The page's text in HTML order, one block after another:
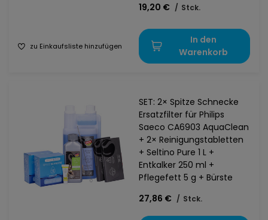
19,20 € / Stck.
zu Einkaufsliste hinzufügen
In den
Warenkorb
SET: 2× Spitze Schnecke
Ersatzfilter für Philips
Saeco CA6903 AquaClean
+ 2× Reinigungstabletten
+ Seltino Pure 1 L +
Entkalker 250 ml +
Pflegefett 5 g + Bürste
27,86 € / Stck.